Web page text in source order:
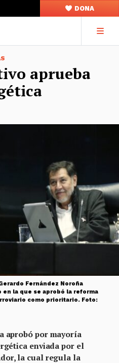
DONA
aprueba
Fernández Noroña
la que se aprobó la reforma
como prioritario. Foto:
aprobó por mayoría
enviada por el
la cual regula la